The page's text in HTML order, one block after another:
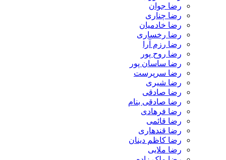
رضا جوان
رضا چناری
رضا خادمیان
رضا رخساری
رضا رزم آرا
رضا روح پور
رضا ساسان پور
رضا سرپرست
رضا شیری
رضا صادقی
رضا صادقی بنام
رضا فرهادی
رضا قائمی
رضا قندهاری
رضا کاظم دینان
رضا ملایی